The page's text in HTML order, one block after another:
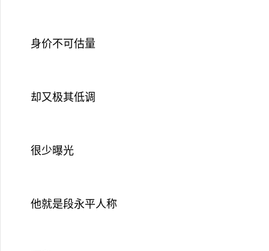
身价不可估量
却又极其低调
很少曝光
他就是段永平人称